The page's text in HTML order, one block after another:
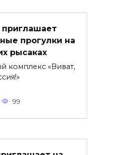
приглашает
прогулки на
рысаках
комплекс «Виват,
99